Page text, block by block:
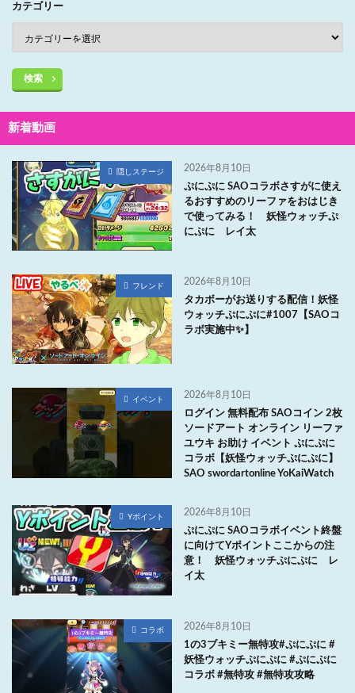
カテゴリー
検索
新着動画
隠しステージ 2026年8月10日
ぷにぷに SAOコラボさすがに使え
るおすすめのリーファをおはじき
で使ってみる！ 妖怪ウォッチぷ
にぷに レイ太
フレンド 2026年8月10日
タカボーがお送りする配信！妖怪
ウォッチぷにぷに#1007【SAOコ
ラボ実施中✨】
イベント 2026年8月10日
ログイン 無料配布 SAOコイン 2枚
ソードアート オンライン リーファ
ユウキ お助け イベント ぷにぷに
コラボ【妖怪ウォッチぷにぷに】
SAO swordartonline YoKaiWatch
Yポイント 2026年8月10日
ぷにぷに SAOコラボイベント終盤
に向けてYポイントここからの注
意！ 妖怪ウォッチぷにぷに レ
イ太
コラボ 2026年8月10日
1の3ブキミー無特攻#ぷにぷに #
妖怪ウォッチぷにぷに #ぷにぷに
コラボ #無特攻 #無特攻攻略